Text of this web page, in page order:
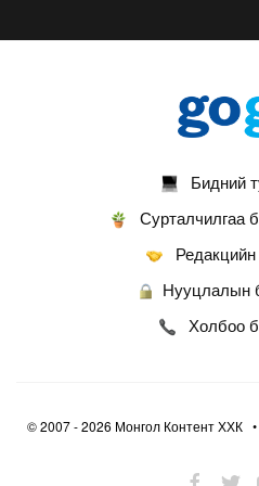
Б.Орхонбаяр
2026-07-13
ФОТО: Дархан
тайлж
агшин
2026-07-12
ФОТО:
2026-07-12
2026-07-12
Бидний
Сурталчилгаа
Редакцийн
Нууцлалын
Холбоо
© 2007 - 2026 Монгол Контент ХХК •